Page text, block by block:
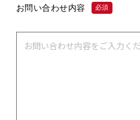
お問い合わせ内容 必須